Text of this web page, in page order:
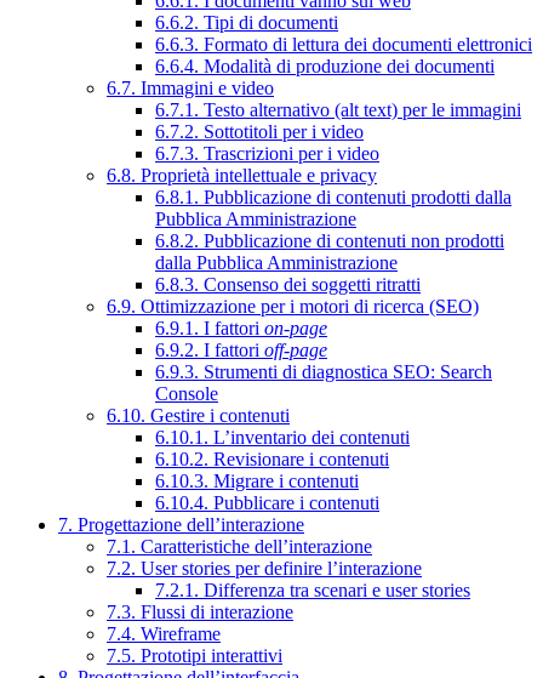
6.6.2. Tipi di documenti
6.6.3. Formato di lettura dei documenti elettronici
6.6.4. Modalità di produzione dei documenti
6.7. Immagini e video
6.7.1. Testo alternativo (alt text) per le immagini
6.7.2. Sottotitoli per i video
6.7.3. Trascrizioni per i video
6.8. Proprietà intellettuale e privacy
6.8.1. Pubblicazione di contenuti prodotti dalla
Pubblica Amministrazione
6.8.2. Pubblicazione di contenuti non prodotti
dalla Pubblica Amministrazione
6.8.3. Consenso dei soggetti ritratti
6.9. Ottimizzazione per i motori di ricerca (SEO)
6.9.1. I fattori on-page
6.9.2. I fattori off-page
6.9.3. Strumenti di diagnostica SEO: Search
Console
6.10. Gestire i contenuti
6.10.1. L’inventario dei contenuti
6.10.2. Revisionare i contenuti
6.10.3. Migrare i contenuti
6.10.4. Pubblicare i contenuti
7. Progettazione dell’interazione
7.1. Caratteristiche dell’interazione
7.2. User stories per definire l’interazione
7.2.1. Differenza tra scenari e user stories
7.3. Flussi di interazione
7.4. Wireframe
7.5. Prototipi interattivi